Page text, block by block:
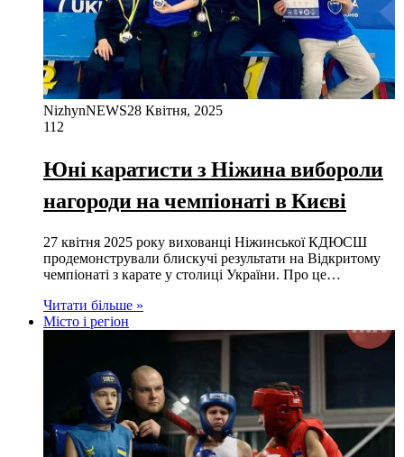
NizhynNEWS28 Квітня, 2025
112
Юні каратисти з Ніжина вибороли
нагороди на чемпіонаті в Києві
27 квітня 2025 року вихованці Ніжинської КДЮСШ
продемонстрували блискучі результати на Відкритому
чемпіонаті з карате у столиці України. Про це…
Читати більше »
Місто і регіон